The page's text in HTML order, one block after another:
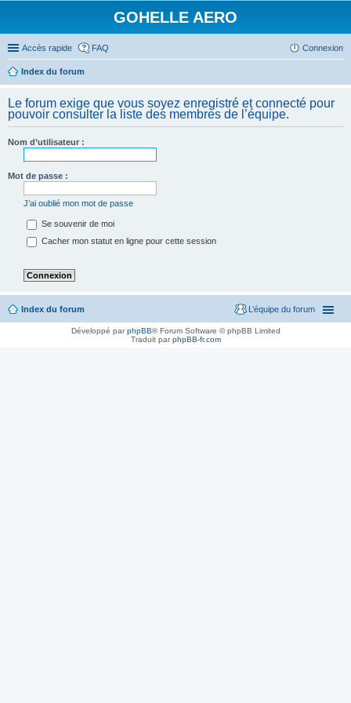
GOHELLE AERO
Accès rapide FAQ Connexion
Index du forum
Le forum exige que vous soyez enregistré et connecté pour
pouvoir consulter la liste des membres de l’équipe.
Nom d’utilisateur :
Mot de passe :
J’ai oublié mon mot de passe
Se souvenir de moi
Cacher mon statut en ligne pour cette session
Index du forum L’équipe du forum
Développé parphpBB® Forum Software © phpBB Limited
Traduit parphpBB-fr.com